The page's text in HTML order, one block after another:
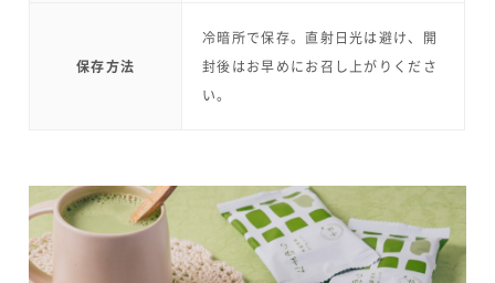
保存方法
冷暗所で保存。直射日光は避け、開
封後はお早めにお召し上がりくださ
い。